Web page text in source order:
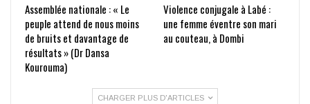
Assemblée nationale : « Le
peuple attend de nous moins
de bruits et davantage de
résultats » (Dr Dansa
Kourouma)
Violence conjugale à Labé :
une femme éventre son mari
au couteau, à Dombi
CHARGER PLUS D'ARTICLES